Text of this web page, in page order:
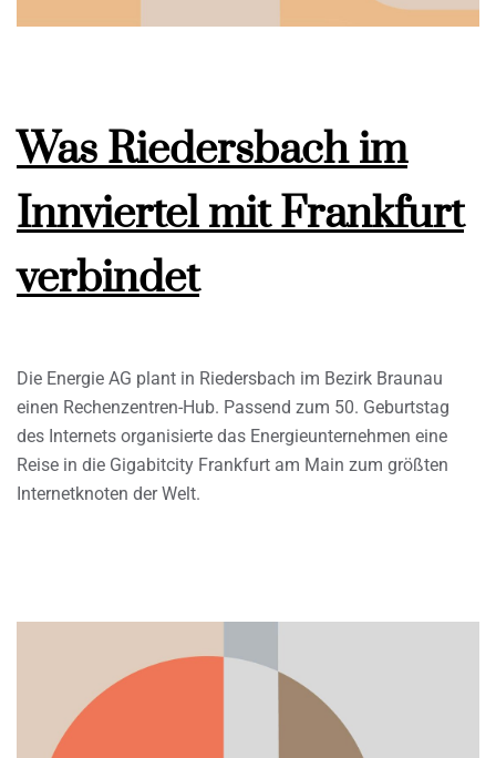
Was Riedersbach im
Innviertel mit Frankfurt
verbindet
Die Energie AG plant in Riedersbach im Bezirk Braunau
einen Rechenzentren-Hub. Passend zum 50. Geburtstag
des Internets organisierte das Energieunternehmen eine
Reise in die Gigabitcity Frankfurt am Main zum größten
Internetknoten der Welt.